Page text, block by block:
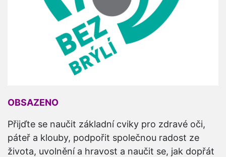
OBSAZENO
Přijďte se naučit základní cviky pro zdravé oči,
páteř a klouby, podpořit společnou radost ze
života, uvolnění a hravost a naučit se, jak dopřát